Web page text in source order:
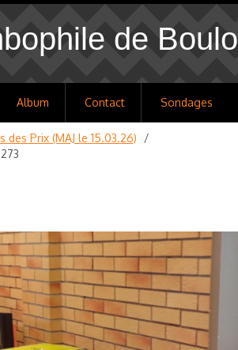
de
Album Contact Sondages
des Prix (MAJ le 15.03.26)
/